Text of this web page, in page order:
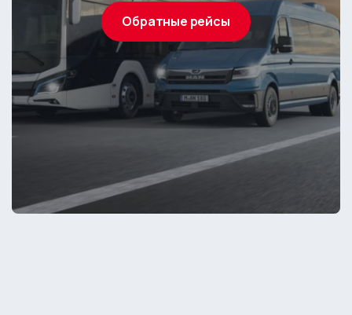
Обратные рейсы